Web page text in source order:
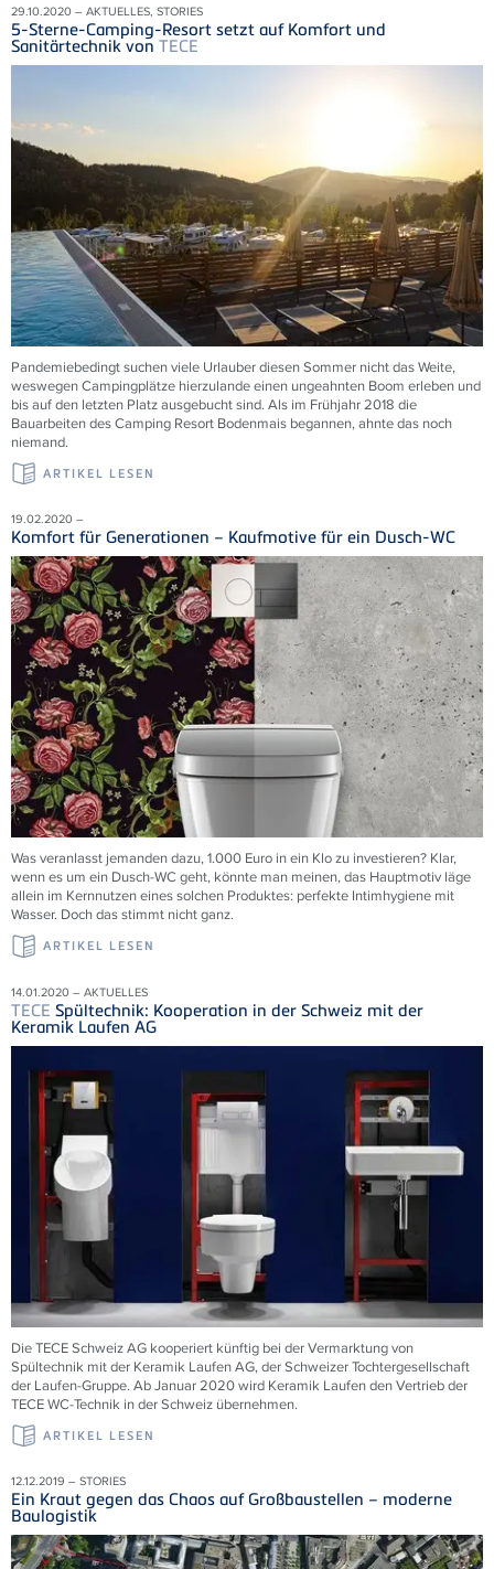
29.10.2020 – AKTUELLES, STORIES
5-Sterne-Camping-Resort setzt auf Komfort und
Sanitärtechnik von TECE
Pandemiebedingt suchen viele Urlauber diesen Sommer nicht das Weite,
weswegen Campingplätze hierzulande einen ungeahnten Boom erleben und
bis auf den letzten Platz ausgebucht sind. Als im Frühjahr 2018 die
Bauarbeiten des Camping Resort Bodenmais begannen, ahnte das noch
niemand.
ARTIKEL LESEN
19.02.2020 –
Komfort für Generationen – Kaufmotive für ein Dusch-WC
Was veranlasst jemanden dazu, 1.000 Euro in ein Klo zu investieren? Klar,
wenn es um ein Dusch-WC geht, könnte man meinen, das Hauptmotiv läge
allein im Kernnutzen eines solchen Produktes: perfekte Intimhygiene mit
Wasser. Doch das stimmt nicht ganz.
ARTIKEL LESEN
14.01.2020 – AKTUELLES
TECE Spültechnik: Kooperation in der Schweiz mit der
Keramik Laufen AG
Die TECE Schweiz AG kooperiert künftig bei der Vermarktung von
Spültechnik mit der Keramik Laufen AG, der Schweizer Tochtergesellschaft
der Laufen-Gruppe. Ab Januar 2020 wird Keramik Laufen den Vertrieb der
TECE WC-Technik in der Schweiz übernehmen.
ARTIKEL LESEN
12.12.2019 – STORIES
Ein Kraut gegen das Chaos auf Großbaustellen – moderne
Baulogistik